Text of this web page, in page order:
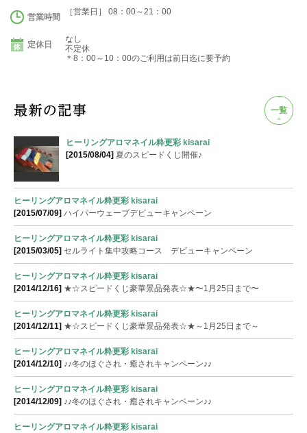
営業時間
［営業日］ 08：00～21：00
定休日
なし
不定休
＊8：00～10：00のご利用は前日迄に要予約
一覧
ヒーリングアロマネイル粋更彩 kisarai
[2015/08/04] 夏のスピードくじ開催♪
ヒーリングアロマネイル粋更彩 kisarai
[2015/07/09] ハイパーウェーブデビューキャンペーン
ヒーリングアロマネイル粋更彩 kisarai
[2015/03/05] セルライト集中攻略コース デビューキャンペーン
ヒーリングアロマネイル粋更彩 kisarai
[2014/12/16] ★☆スピードくじ豪華景品発表☆★〜1月25日まで〜
ヒーリングアロマネイル粋更彩 kisarai
[2014/12/11] ★☆スピードくじ豪華景品発表☆★～1月25日まで～
ヒーリングアロマネイル粋更彩 kisarai
[2014/12/10] ♪♪冬のほぐされ・癒されキャンペーン♪♪
ヒーリングアロマネイル粋更彩 kisarai
[2014/12/09] ♪♪冬のほぐされ・癒されキャンペーン♪♪
ヒーリングアロマネイル粋更彩 kisarai